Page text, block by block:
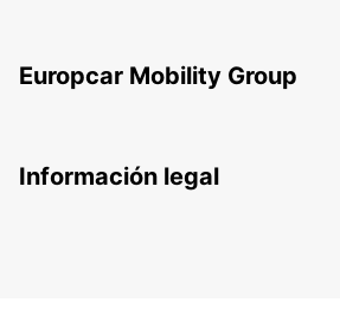
Europcar Mobility Group
Información legal